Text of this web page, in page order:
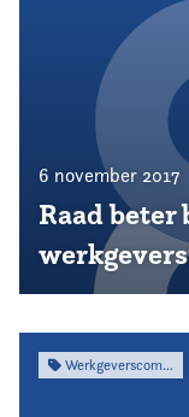
6 november 2017
Raad
Werkgeverscommissie